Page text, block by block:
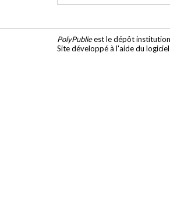
PolyPublieest le dépôt
Site développé à l'aide du